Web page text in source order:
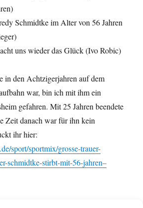
Schmidtke im Alter von 56 Jahren
uns wieder das Glück (Ivo Robic)
in den Achtzigerjahren auf dem
war, bin ich mit ihm ein
gefahren. Mit 25 Jahren beendete
Zeit danach war für ihn kein
ihr hier:
sport/sportmix/grosse-trauer-
schmidtke-stirbt-mit-56-jahren–